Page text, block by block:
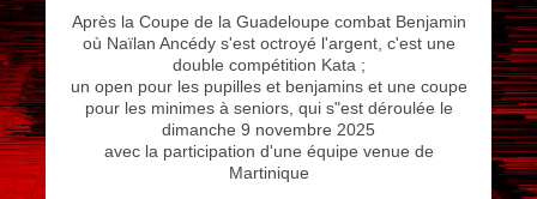
Après la Coupe de la Guadeloupe combat Benjamin
où Naïlan Ancédy s'est octroyé l'argent, c'est une
double compétition Kata ;
un open pour les pupilles et benjamins et une coupe
pour les minimes à seniors, qui s"est déroulée le
dimanche 9 novembre 2025
avec la participation d'une équipe venue de
Martinique